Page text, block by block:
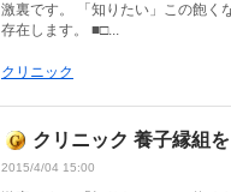
激裏です。 「知りたい」この飽く
存在します。 ■□...
クリニック
クリニック 養子縁組
2015/4/04 15:00